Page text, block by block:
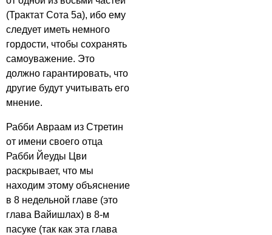
(Трактат Сота 5а), ибо ему
следует иметь немного
гордости, чтобы сохранять
самоуважение. Это
должно гарантировать, что
другие будут учитывать его
мнение.
Рабби Авраам из Стретин
от имени своего отца
Рабби Йеуды Цви
раскрывает, что мы
находим этому объяснение
в 8 недельной главе (это
глава Вайишлах) в 8-м
пасуке (так как эта глава